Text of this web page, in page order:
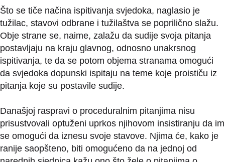
Što se tiče načina ispitivanja svjedoka, naglasio je
tužilac, stavovi odbrane i tužilaštva se poprilično slažu.
Obje strane se, naime, zalažu da sudije svoja pitanja
postavljaju na kraju glavnog, odnosno unakrsnog
ispitivanja, te da se potom objema stranama omogući
da svjedoka dopunski ispitaju na teme koje proističu iz
pitanja koje su postavile sudije.
Današjoj raspravi o proceduralnim pitanjima nisu
prisustvovali optuženi uprkos njihovom insistiranju da im
se omogući da iznesu svoje stavove. Njima će, kako je
ranije saopšteno, biti omogućeno da na jednoj od